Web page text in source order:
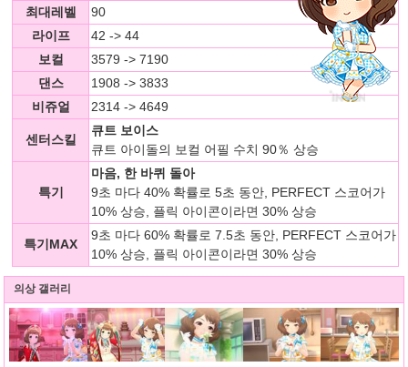
최대레벨
90
라이프
42 -> 44
보컬
3579 -> 7190
댄스
1908 -> 3833
비쥬얼
2314 -> 4649
센터스킬
큐트 보이스
큐트 아이돌의 보컬 어필 수치 90％ 상승
특기
마음, 한 바퀴 돌아
9초 마다 40% 확률로 5초 동안, PERFECT 스코어가
10% 상승, 플릭 아이콘이라면 30% 상승
특기MAX
9초 마다 60% 확률로 7.5초 동안, PERFECT 스코어가
10% 상승, 플릭 아이콘이라면 30% 상승
의상 갤러리